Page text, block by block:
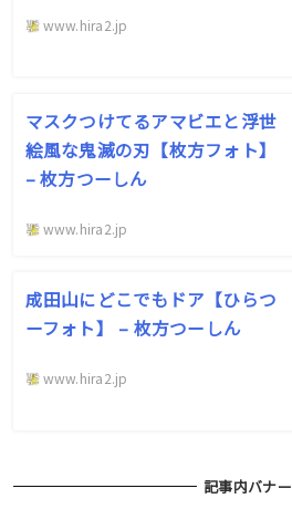
www.hira2.jp
マスクつけてるアマビエと浮世
絵風な鬼滅の刃【枚方フォト】
– 枚方つーしん
www.hira2.jp
成田山にどこでもドア【ひらつ
ーフォト】 – 枚方つーしん
www.hira2.jp
記事内バナー